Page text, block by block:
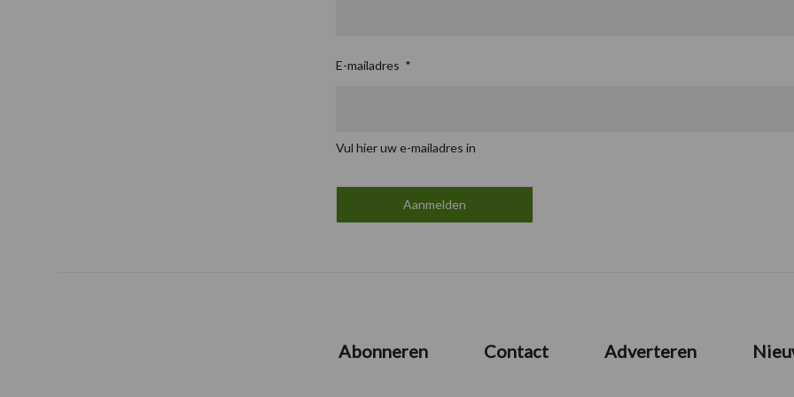
E-mailadres *
Vul hier uw e-mailadres in
Abonneren Contact Adverteren